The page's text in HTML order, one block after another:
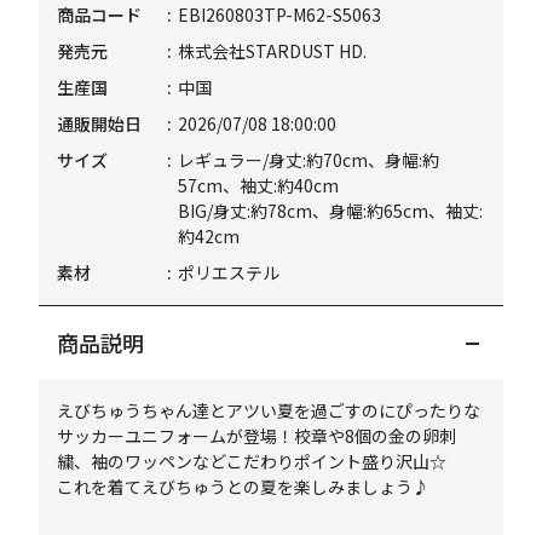
商品コード
EBI260803TP-M62-S5063
発売元
株式会社STARDUST HD.
生産国
中国
通販開始日
2026/07/08 18:00:00
サイズ
レギュラー/身丈:約70cm、身幅:約
57cm、袖丈:約40cm
BIG/身丈:約78cm、身幅:約65cm、袖丈:
約42cm
素材
ポリエステル
商品説明
えびちゅうちゃん達とアツい夏を過ごすのにぴったりな
サッカーユニフォームが登場！校章や8個の金の卵刺
繍、袖のワッペンなどこだわりポイント盛り沢山☆
これを着てえびちゅうとの夏を楽しみましょう♪